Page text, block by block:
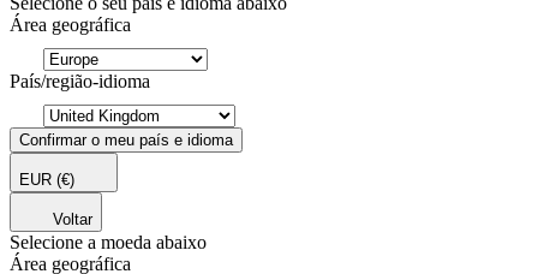
Área geográfica
País/região-idioma
Confirmar o meu país e idioma
EUR (€)
Voltar
Selecione a moeda abaixo
Área geográfica